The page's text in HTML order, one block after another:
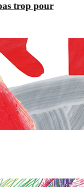
trop pour